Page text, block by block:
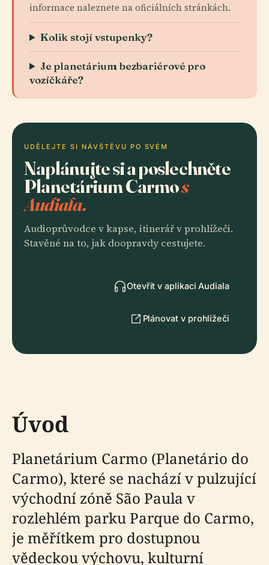
informace naleznete na oficiálních stránkách.
Kolik stojí vstupenky?
Je planetárium bezbariérové pro
vozíčkáře?
UDĚLEJTE SI NÁVŠTĚVU PO SVÉM
Naplánujte si a poslechněte
Planetárium Carmos
Audiala.
Audioprůvodce v kapse, itinerář v prohlížeči.
Stavěné na to, jak doopravdy cestujete.
Otevřít v aplikaci Audiala
Plánovat v prohlížeči
Úvod
Planetárium Carmo (Planetário do
Carmo), které se nachází v pulzující
východní zóně São Paula v
rozlehlém parku Parque do Carmo,
je měřítkem pro dostupnou
vědeckou výchovu, kulturní